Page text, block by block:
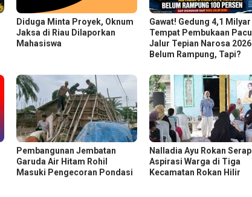
Diduga Minta Proyek, Oknum
Jaksa di Riau Dilaporkan
Mahasiswa
Gawat! Gedung 4,1 Milyar
Tempat Pembukaan Pacu
Jalur Tepian Narosa 2026
Belum Rampung, Tapi?
Pembangunan Jembatan
Garuda Air Hitam Rohil
Masuki Pengecoran Pondasi
Nalladia Ayu Rokan Serap
Aspirasi Warga di Tiga
Kecamatan Rokan Hilir